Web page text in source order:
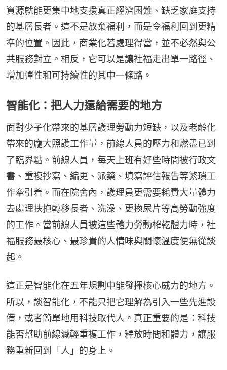
資源就能更集中地支援真正經濟困難、缺乏家庭支持
的基層長者。這不是放棄福利，而是令福利回到更精
準的位置。因此，商業化若處理得當，並不必然與公
共服務對立。相反，它可以是讓社福走出單一路徑、
增加彈性和可持續性的其中一條路。
智能化：把人力還給需要的地方
面對少子化帶來的基層護理勞動力短缺，以及老齡化
帶來的龐大照護工作量，前線人員的壓力和燃盡已到
了臨界點。前線人員，每天上班有好些時間被行政文
書、重複抄寫、編更、派藥、填寫評估報告等繁瑣工
作牽引着。而在院舍內，護理員更需要耗費大量體力
去處理扶抱轉移長者、洗澡、更換尿片等高勞動強度
的工作。當前線人員被這些體力勞動榨乾體力時，社
福服務最核心、最珍貴的人情味與關懷溫度便無從談
起。
這正是智能化在五年規劃中能發揮核心威力的地方。
所以，談智能化，不能只把它理解為引入一些先進設
備，或者簡單地用科技取代人。真正重要的是：科技
能否幫助前線減輕重複工作，釋放時間和體力，讓服
務重新回到「人」的身上。